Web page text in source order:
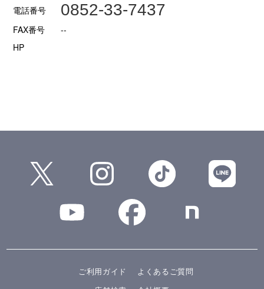
電話番号
0852-33-7437
FAX番号
--
HP
ご利用ガイド
よくあるご質問